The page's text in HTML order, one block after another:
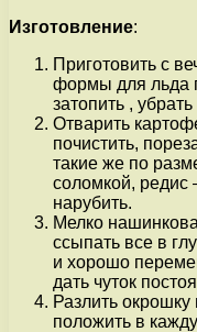
Изготовление:
Приготовить с
формы для льда
затопить ,
Отварить
почистить,
такие же по
соломкой, редис
нарубить.
Мелко
ссыпать все в
и хорошо
дать чуток
Разлить
положить в